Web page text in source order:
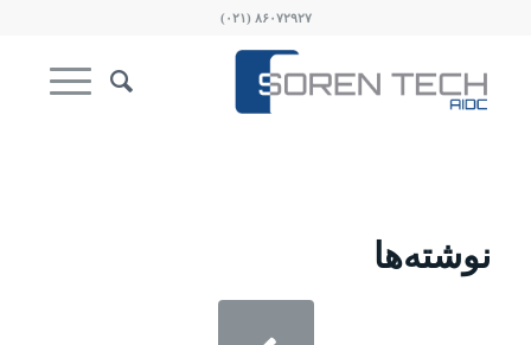
۸۶۰۷۲۹۲۷ (۰۲۱)
نوشته‌ها